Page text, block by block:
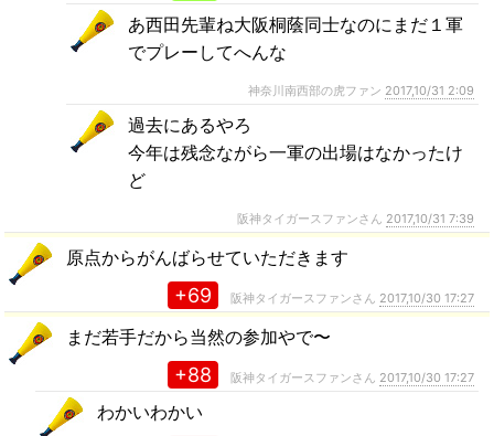
あ西田先輩ね大阪桐蔭同士なのにまだ１軍
でプレーしてへんな
神奈川南西部の虎ファン 2017,10/31 2:09
過去にあるやろ
今年は残念ながら一軍の出場はなかったけ
ど
阪神タイガースファンさん 2017,10/31 7:39
原点からがんばらせていただきます
+69 阪神タイガースファンさん 2017,10/30 17:27
まだ若手だから当然の参加やで〜
+88 阪神タイガースファンさん 2017,10/30 17:27
わかいわかい